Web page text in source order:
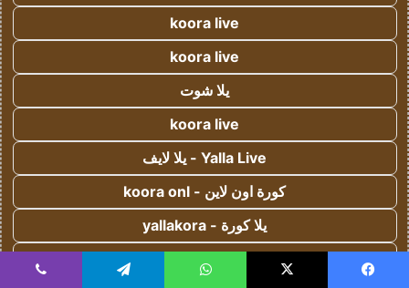
koora live
koora live
يلا شوت
koora live
Yalla Live - يلا لايف
كورة اون لاين - koora onl
يلا كورة - yallakora
كورة 365 - kooora 365